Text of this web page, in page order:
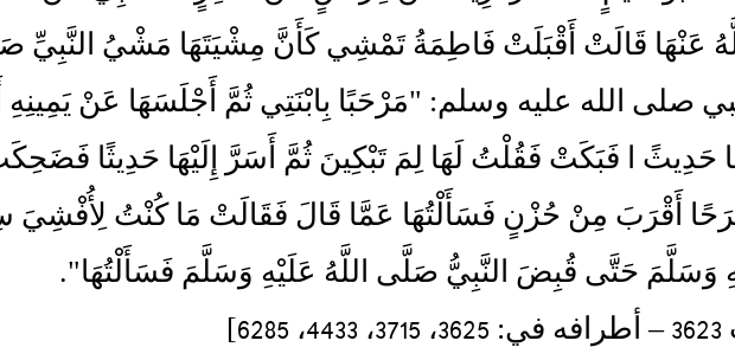
عَنْهَا قَالَتْ أَقْبَلَتْ فَاطِمَةُ تَمْشِي كَأَنَّ مِشْيَتَهَا مَشْيُ النَّبِيِّ
صلى الله عليه وسلم: "مَرْحَبًا بِابْنَتِي ثُمَّ أَجْلَسَهَا عَنْ
حَدِيثً ا فَبَكَتْ فَقُلْتُ لَهَا لِمَ تَبْكِينَ ثُمَّ أَسَرَّ إِلَيْهَا حَدِيثًا
أَقْرَبَ مِنْ حُزْنٍ فَسَأَلْتُهَا عَمَّا قَالَ فَقَالَتْ مَا كُنْتُ
وَسَلَّمَ حَتَّى قُبِضَ النَّبِيُّ صَلَّى اللَّهُ عَلَيْهِ وَسَلَّمَ فَسَأَلْتُهَا".